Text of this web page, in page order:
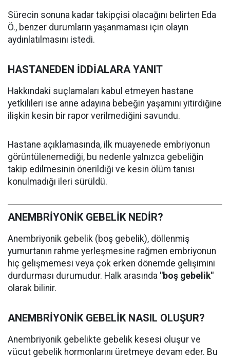
Sürecin sonuna kadar takipçisi olacağını belirten Eda
Ö., benzer durumların yaşanmaması için olayın
aydınlatılmasını istedi.
HASTANEDEN İDDİALARA YANIT
Hakkındaki suçlamaları kabul etmeyen hastane
yetkilileri ise anne adayına bebeğin yaşamını yitirdiğine
ilişkin kesin bir rapor verilmediğini savundu.
Hastane açıklamasında, ilk muayenede embriyonun
görüntülenemediği, bu nedenle yalnızca gebeliğin
takip edilmesinin önerildiği ve kesin ölüm tanısı
konulmadığı ileri sürüldü.
ANEMBRİYONİK GEBELİK NEDİR?
Anembriyonik gebelik (boş gebelik), döllenmiş
yumurtanın rahme yerleşmesine rağmen embriyonun
hiç gelişmemesi veya çok erken dönemde gelişimini
durdurması durumudur. Halk arasında "boş gebelik"
olarak bilinir.
ANEMBRİYONİK GEBELİK NASIL OLUŞUR?
Anembriyonik gebelikte gebelik kesesi oluşur ve
vücut gebelik hormonlarını üretmeye devam eder. Bu